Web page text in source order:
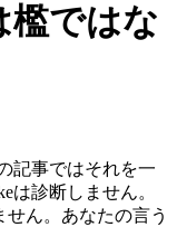
檻ではな
記事ではそれを一
は診断しません。
ん。あなたの言う